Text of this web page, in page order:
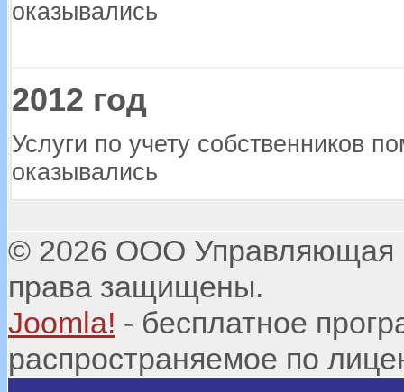
оказывались
2012 год
Услуги по учету собственников
оказывались
© 2026 ООО
права защищены.
Joomla! - бесплатное
распространяемое по